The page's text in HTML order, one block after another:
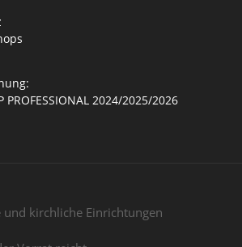
PROFESSIONAL 2024/2025/2026
kirchliche Einrichtungen